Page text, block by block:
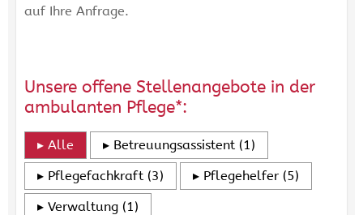
auf Ihre Anfrage.
Unsere offene Stellenangebote in der
ambulanten Pflege*:
Alle Betreuungsassistent (1)
Pflegefachkraft (3) Pflegehelfer (5)
Verwaltung (1)